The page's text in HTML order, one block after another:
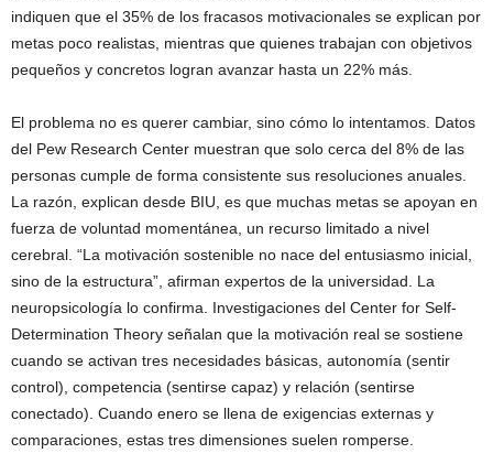
indiquen que el 35% de los fracasos motivacionales se explican por
metas poco realistas, mientras que quienes trabajan con objetivos
pequeños y concretos logran avanzar hasta un 22% más.
El problema no es querer cambiar, sino cómo lo intentamos. Datos
del Pew Research Center muestran que solo cerca del 8% de las
personas cumple de forma consistente sus resoluciones anuales.
La razón, explican desde BIU, es que muchas metas se apoyan en
fuerza de voluntad momentánea, un recurso limitado a nivel
cerebral. “La motivación sostenible no nace del entusiasmo inicial,
sino de la estructura”, afirman expertos de la universidad. La
neuropsicología lo confirma. Investigaciones del Center for Self-
Determination Theory señalan que la motivación real se sostiene
cuando se activan tres necesidades básicas, autonomía (sentir
control), competencia (sentirse capaz) y relación (sentirse
conectado). Cuando enero se llena de exigencias externas y
comparaciones, estas tres dimensiones suelen romperse.